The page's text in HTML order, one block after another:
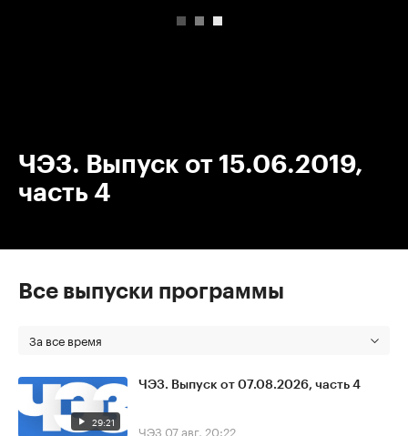
ЧЭЗ. Выпуск от 15.06.2019,
часть 4
Все выпуски программы
За все время
29:21
ЧЭЗ. Выпуск от 07.08.2026, часть 4
ЧЭЗ 07 авг, 20:22